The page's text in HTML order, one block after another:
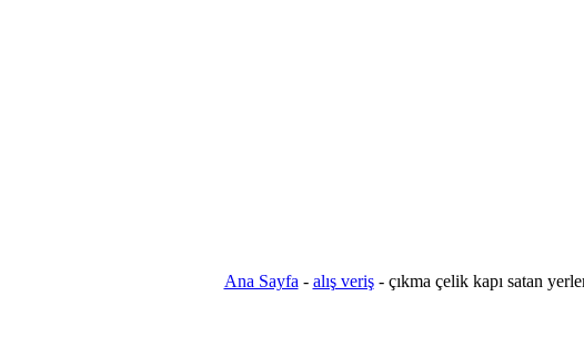
Ana Sayfa - alış veriş- çıkma çelik kapı satan